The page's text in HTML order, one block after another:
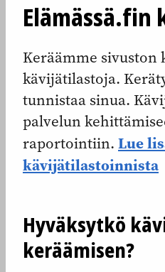
Keräämme sivuston
kävijätilastoja.
tunnistaa sinua.
palvelun
raportointiin. Lue
kävijätilastoinnista
Hyväksytkö
keräämisen?